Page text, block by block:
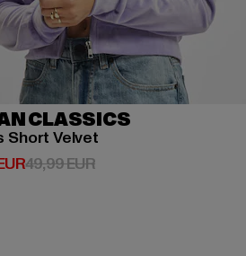
CLASSICS
Short Velvet
Preis: 20,00 EUR
49,99 EURAktionspreis: 49,99 EUR